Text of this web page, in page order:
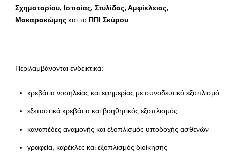
Σχηματαρίου, Ιστιαίας, Στυλίδας, Αμφίκλειας,
Μακαρακώμης και το ΠΠΙ Σκύρου
Περιλαμβάνονται ενδεικτικά:
κρεβάτια νοσηλείας και εφημερίας με συνοδευτικό εξοπλισμό
εξεταστικά κρεβάτια και βοηθητικός εξοπλισμός
καναπέδες αναμονής και εξοπλισμός υποδοχής ασθενών
γραφεία, καρέκλες και εξοπλισμός διοίκησης